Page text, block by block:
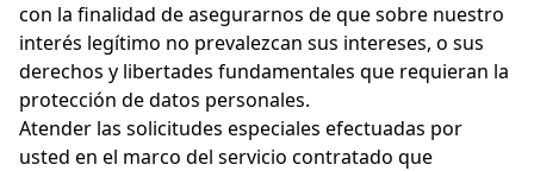
con la finalidad de asegurarnos de que sobre nuestro
interés legítimo no prevalezcan sus intereses, o sus
derechos y libertades fundamentales que requieran la
protección de datos personales.
Atender las solicitudes especiales efectuadas por
usted en el marco del servicio contratado que